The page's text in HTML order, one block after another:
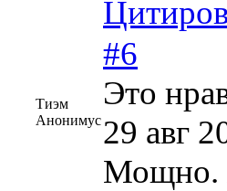
Тиэм
Анонимус
#6
Это
29 авг
Мощно.